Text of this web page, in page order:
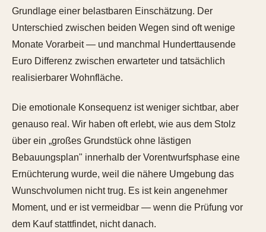
Grundlage einer belastbaren Einschätzung. Der
Unterschied zwischen beiden Wegen sind oft wenige
Monate Vorarbeit — und manchmal Hunderttausende
Euro Differenz zwischen erwarteter und tatsächlich
realisierbarer Wohnfläche.
Die emotionale Konsequenz ist weniger sichtbar, aber
genauso real. Wir haben oft erlebt, wie aus dem Stolz
über ein „großes Grundstück ohne lästigen
Bebauungsplan" innerhalb der Vorentwurfsphase eine
Ernüchterung wurde, weil die nähere Umgebung das
Wunschvolumen nicht trug. Es ist kein angenehmer
Moment, und er ist vermeidbar — wenn die Prüfung vor
dem Kauf stattfindet, nicht danach.